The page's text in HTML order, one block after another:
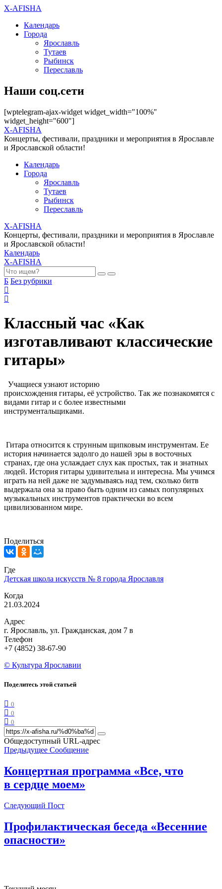
X-AFISHA
Календарь
Города
Ярославль
Тутаев
Рыбинск
Переславль
Наши соц.сети
[wptelegram-ajax-widget widget_width="100%"
widget_height="600"]
X-AFISHA
Концерты, фестивали, праздники и мероприятия в Ярославле
и Ярославской области!
Календарь
Города
Ярославль
Тутаев
Рыбинск
Переславль
X-AFISHA
Концерты, фестивали, праздники и мероприятия в Ярославле
и Ярославской области!
Календарь
X-AFISHA
Б Без рубрики
Классный час «Как
изготавливают классические
гитары»
Учащиеся узнают историю
происхождения гитары, её устройство. Так же познакомятся с
видами гитар и с более известными
инструментальщиками.
Гитара относится к струнным щипковым инструментам. Ее
история начинается задолго до нашей эры в восточных
странах, где она услаждает слух как простых, так и знатных
людей. История гитары удивительна и интересна. Мы учимся
играть на ней даже не задумываясь над тем, сколько битв
выдержала она за право быть одним из самых популярных
музыкальных инструментов практически во всем
цивилизованном мире.
Поделиться
Где
Детская школа искусств № 8 города Ярославля
Когда
21.03.2024
Адрес
г. Ярославль, ул. Гражданская, дом 7 в
Телефон
+7 (4852) 38-67-90
© Культура Ярославии
Поделитесь этой статьей
0
0
0
Общедоступный URL-адрес
Предыдущее Сообщение
Концертная программа «Все, что
в сердце моем»
Следующий Пост
Профилактическая беседа «Весенние
опасности»